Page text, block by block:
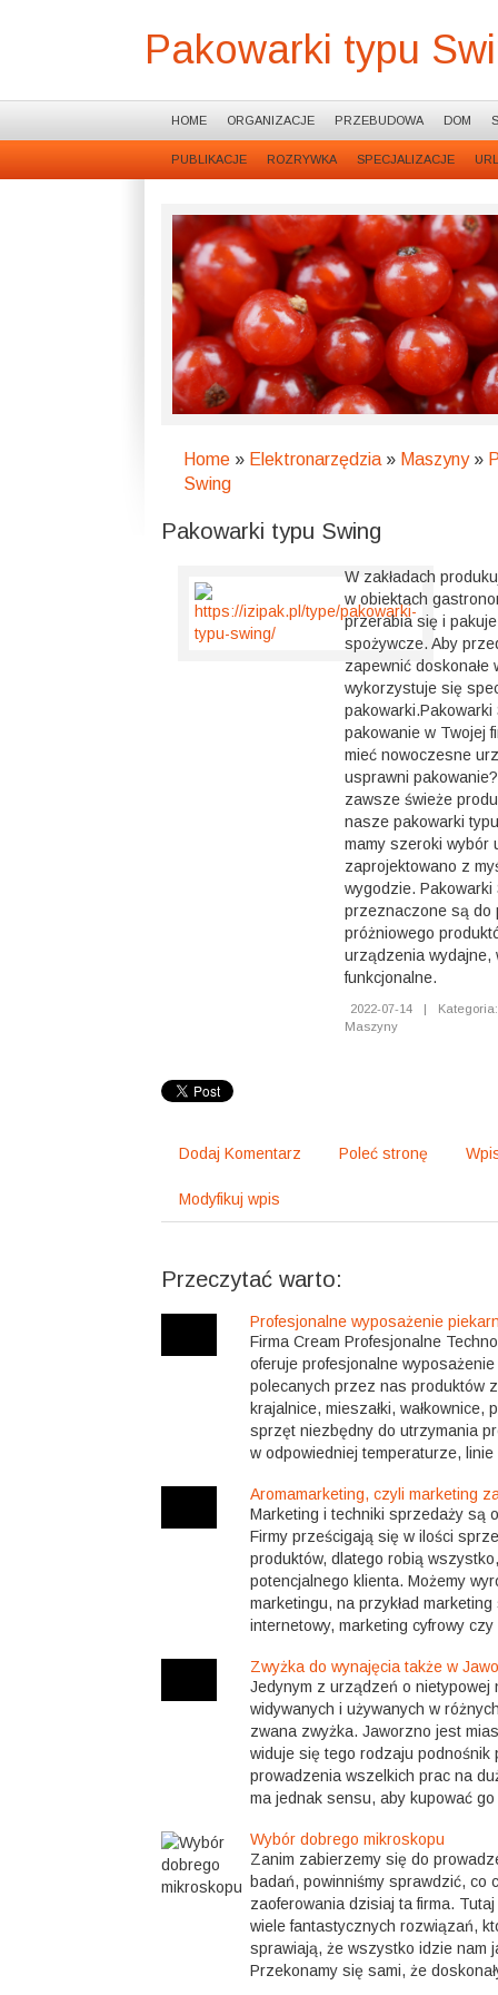
Pakowarki typu
HOME ORGANIZACJE PRZEBUDOWA DOM
PUBLIKACJE ROZRYWKA SPECJALIZACJE
Home » Elektronarzędzia » Maszyny»
Swing
Pakowarki typu Swing
W zakładach
w obiektach
przerabia się i
spożywcze. Aby
zapewnić doskonałe
wykorzystuje się
pakowanie w Twojej
mieć nowoczesne
usprawni
zawsze świeże
nasze pakowarki
mamy szeroki wybór
zaprojektowano z
wygodzie. Pakowarki
przeznaczone są do
próżniowego
urządzenia wydajne,
funkcjonalne.
2022-07-14 |
Maszyny
Dodaj Komentarz Poleć stronę
Modyfikuj wpis
Przeczytać warto:
Profesjonalne wyposażenie
Firma Cream Profesjonalne
oferuje profesjonalne
polecanych przez nas produktów
krajalnice, mieszałki, wałkownice,
sprzęt niezbędny do utrzymania
w odpowiedniej temperaturze,
Aromamarketing, czyli marketing
Marketing i techniki sprzedaży są
Firmy prześcigają się w ilości
produktów, dlatego robią
potencjalnego klienta. Możemy
marketingu, na przykład
internetowy, marketing cyfrowy czy
Zwyżka do wynajęcia także w
Jedynym z urządzeń o nietypowej
widywanych i używanych w
zwana zwyżka. Jaworzno jest
widuje się tego rodzaju podnośnik
prowadzenia wszelkich prac na
ma jednak sensu, aby kupować
Wybór dobrego mikroskopu
Zanim zabierzemy się do
badań, powinniśmy sprawdzić, co
zaoferowania dzisiaj ta firma.
wiele fantastycznych rozwiązań,
sprawiają, że wszystko idzie nam
Przekonamy się sami, że